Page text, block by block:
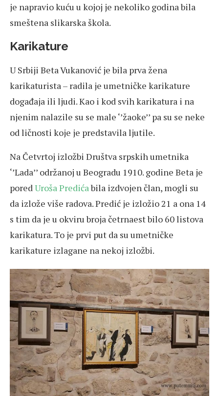
je napravio kuću u kojoj je nekoliko godina bila
smeštena slikarska škola.
Karikature
U Srbiji Beta Vukanović je bila prva žena
karikaturista – radila je umetničke karikature
događaja ili ljudi. Kao i kod svih karikatura i na
njenim nalazile su se male ‘’žaoke’’ pa su se neke
od ličnosti koje je predstavila ljutile.
Na Četvrtoj izložbi Društva srpskih umetnika
‘’Lada’’ održanoj u Beogradu 1910. godine Beta je
poredUroša Predićabila izdvojen član, mogli su
da izlože više radova. Predić je izložio 21 a ona 14
s tim da je u okviru broja četrnaest bilo 60 listova
karikatura. To je prvi put da su umetničke
karikature izlagane na nekoj izložbi.